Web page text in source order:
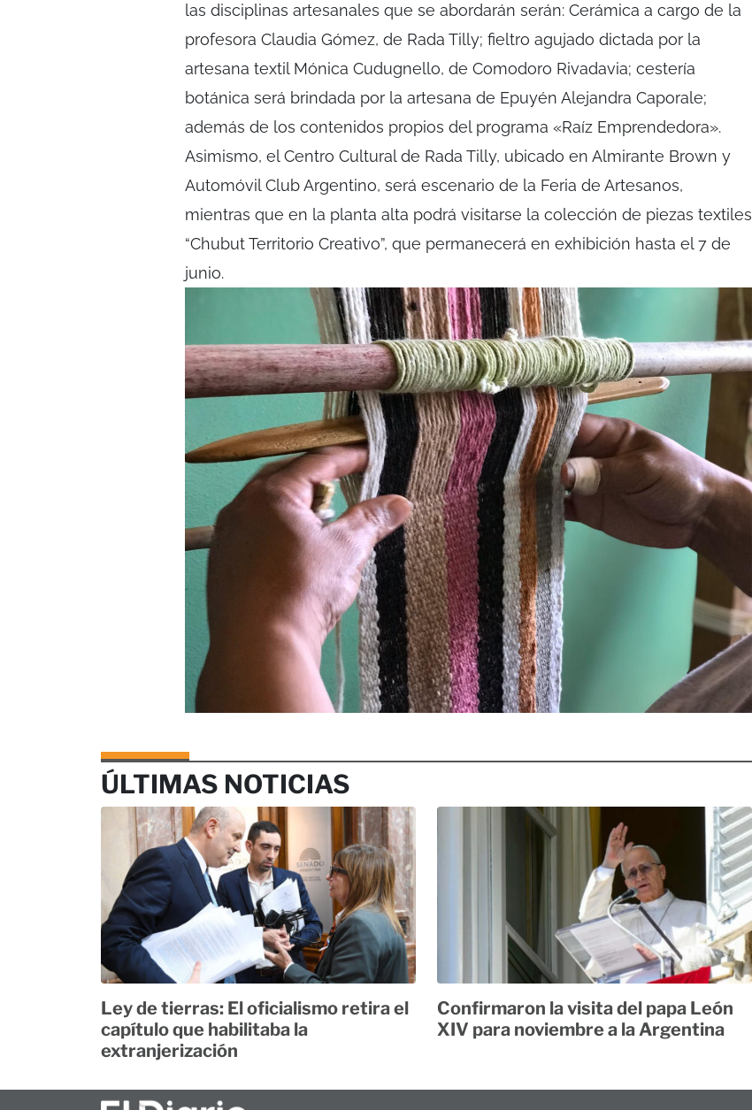
las disciplinas artesanales que se abordarán serán: Cerámica a cargo de la
profesora Claudia Gómez, de Rada Tilly; fieltro agujado dictada por la
artesana textil Mónica Cudugnello, de Comodoro Rivadavia; cestería
botánica será brindada por la artesana de Epuyén Alejandra Caporale;
además de los contenidos propios del programa «Raíz Emprendedora».
Asimismo, el Centro Cultural de Rada Tilly, ubicado en Almirante Brown y
Automóvil Club Argentino, será escenario de la Feria de Artesanos,
mientras que en la planta alta podrá visitarse la colección de piezas textiles
“Chubut Territorio Creativo”, que permanecerá en exhibición hasta el 7 de
junio.
ÚLTIMAS NOTICIAS
Ley de tierras: El oficialismo retira el
capítulo que habilitaba la
extranjerización
Confirmaron la visita del papa León
XIV para noviembre a la Argentina